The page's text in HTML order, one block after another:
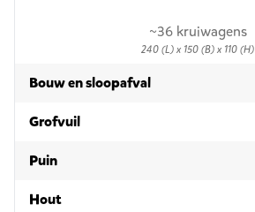
~36 kruiwagens
240 (L) x 150 (B) x 110 (H)
Bouw en sloopafvalin 3m³
Grofvuilin 3m³
Puinin 3m³
Houtin 3m³